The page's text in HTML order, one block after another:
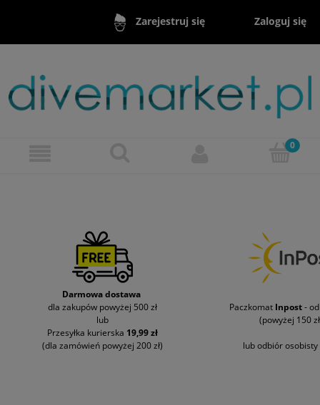
Zarejestruj się Zaloguj się
Darmowa dostawa
dla zakupów powyżej 500 zł
lub
Przesyłka kurierska 19,99 zł
(dla zamówień powyżej 200 zł)
Paczkomat Inpost-
(powyżej 150
lub odbiór